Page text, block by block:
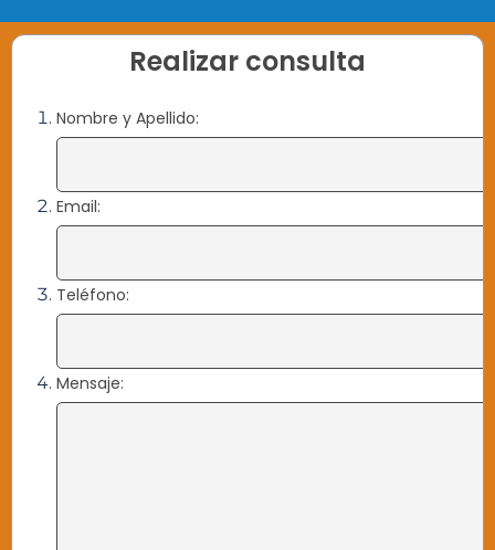
Realizar consulta
Nombre y Apellido:
Email:
Teléfono:
Mensaje: